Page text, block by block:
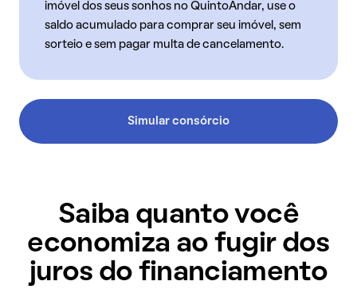
imóvel dos seus sonhos no QuintoAndar, use o
saldo acumulado para comprar seu imóvel, sem
sorteio e sem pagar multa de cancelamento.
Simular consórcio
Saiba quanto você
economiza ao fugir dos
juros do financiamento